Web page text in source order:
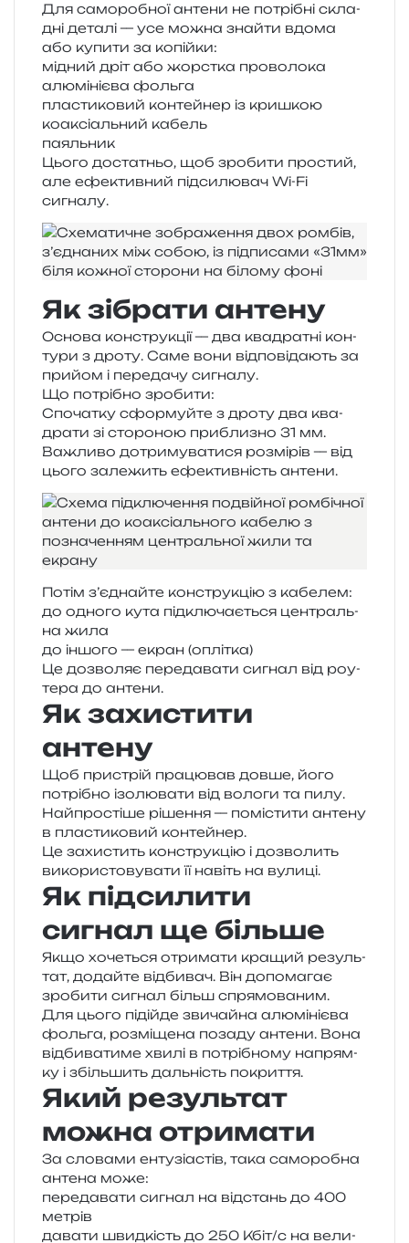
Для само­ро­бної анте­ни не потрі­бні скла­
дні дета­лі — усе можна зна­йти вдома
або купи­ти за копійки:
мідний дріт або жорс­тка проволока
алю­мі­ні­є­ва фольга
пла­сти­ко­вий кон­тей­нер із кришкою
коа­ксі­аль­ний кабель
паяль­ник
Цього доста­тньо, щоб зро­би­ти про­стий,
але ефе­ктив­ний під­си­лю­вач Wi-Fi
сигналу.
Як зібрати антену
Основа кон­стру­кції — два ква­дра­тні кон­
ту­ри з дроту. Саме вони від­по­від­а­ють за
при­йом і пере­да­чу сигналу.
Що потрі­бно зробити:
Спочатку сфор­муй­те з дроту два ква­
дра­ти зі сто­ро­ною при­бли­зно 31 мм.
Важливо дотри­му­ва­ти­ся роз­мі­рів — від
цього зале­жить ефе­ктив­ність антени.
Потім з’єднайте кон­стру­кцію з кабелем:
до одно­го кута під­клю­ча­є­ться цен­траль­
на жила
до іншо­го — екран (оплі­тка)
Це дозво­ляє пере­да­ва­ти сигнал від роу­
те­ра до антени.
Як захистити
антену
Щоб при­стрій пра­цю­вав довше, його
потрі­бно ізо­лю­ва­ти від воло­ги та пилу.
Найпростіше ріше­н­ня — помі­сти­ти анте­ну
в пла­сти­ко­вий контейнер.
Це захи­стить кон­стру­кцію і дозво­лить
вико­ри­сто­ву­ва­ти її навіть на вулиці.
Як підсилити
сигнал ще більше
Якщо хоче­ться отри­ма­ти кра­щий резуль­
тат, додай­те від­би­вач. Він допо­ма­гає
зро­би­ти сигнал більш спрямованим.
Для цього піді­йде зви­чай­на алю­мі­ні­є­ва
фоль­га, роз­мі­ще­на поза­ду анте­ни. Вона
від­би­ва­ти­ме хвилі в потрі­бно­му напрям­
ку і збіль­шить даль­ність покриття.
Який результат
можна отримати
За сло­ва­ми енту­зі­а­стів, така само­ро­бна
анте­на може:
пере­да­ва­ти сигнал на від­стань до 400
метрів
дава­ти швид­кість до 250 Кбіт/​с на вели­